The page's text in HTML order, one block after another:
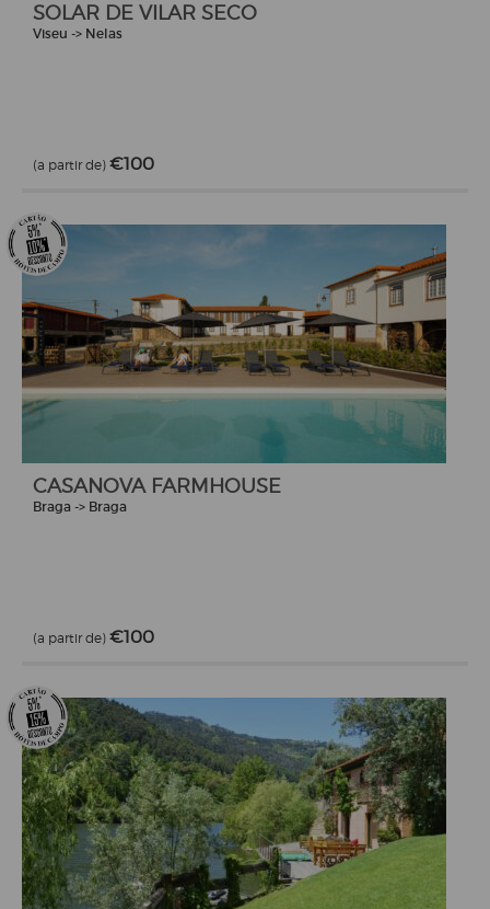
SOLAR DE VILAR SECO
Viseu -> Nelas
(a partir de) €100
CASANOVA FARMHOUSE
Braga -> Braga
(a partir de) €100